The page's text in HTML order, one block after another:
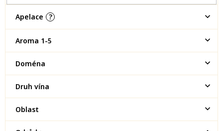
Apelace ?
Aroma 1-5
Doména
Druh vína
Oblast